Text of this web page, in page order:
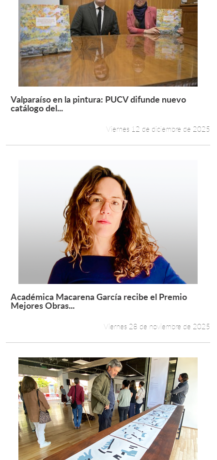
Leer más +
Valparaíso en la pintura: PUCV difunde nuevo
catálogo del...
Viernes 12 de diciembre de 2025
Leer más +
Académica Macarena García recibe el Premio
Mejores Obras...
Viernes 28 de noviembre de 2025